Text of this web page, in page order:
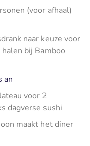
(voor afhaal)
naar keuze voor
bij Bamboo
an
voor 2
dagverse sushi
maakt het diner